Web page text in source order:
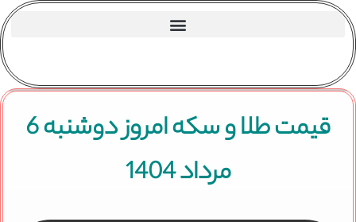
قیمت طلا و سکه امروز دوشنبه 6
مرداد 1404